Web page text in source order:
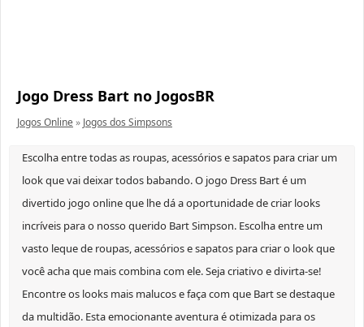
Jogo Dress Bart no JogosBR
Jogos Online» Jogos dos Simpsons
Escolha entre todas as roupas, acessórios e sapatos para criar um
look que vai deixar todos babando. O jogo Dress Bart é um
divertido jogo online que lhe dá a oportunidade de criar looks
incríveis para o nosso querido Bart Simpson. Escolha entre um
vasto leque de roupas, acessórios e sapatos para criar o look que
você acha que mais combina com ele. Seja criativo e divirta-se!
Encontre os looks mais malucos e faça com que Bart se destaque
da multidão. Esta emocionante aventura é otimizada para os